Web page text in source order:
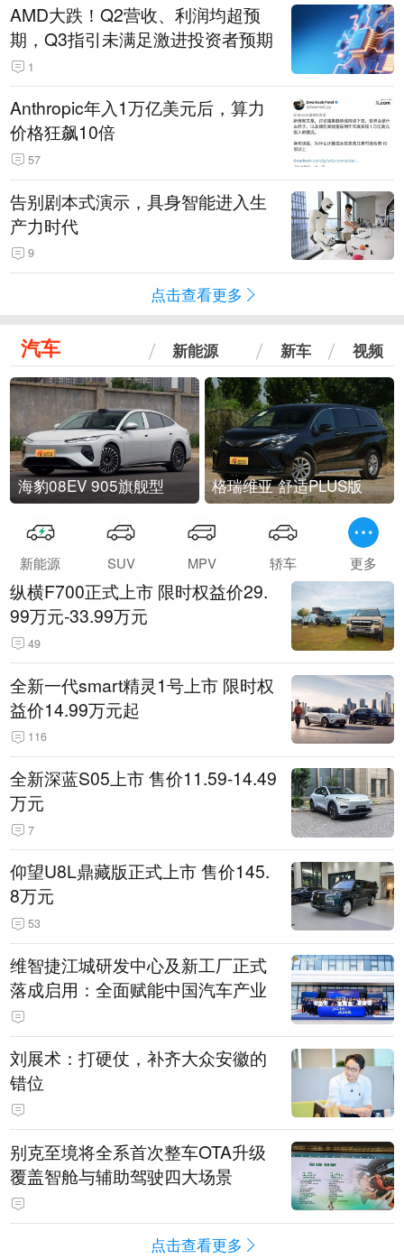
AMD大跌！Q2营收、利润均超预
期，Q3指引未满足激进投资者预期
1
Anthropic年入1万亿美元后，算力
价格狂飙10倍
57
告别剧本式演示，具身智能进入生
产力时代
9
点击查看更多
汽车 新能源 新车 视频
海豹08EV 905旗舰型 格瑞维亚 舒适PLUS版
新能源 SUV MPV 轿车 更多
纵横F700正式上市 限时权益价29.
99万元-33.99万元
49
全新一代smart精灵1号上市 限时权
益价14.99万元起
116
全新深蓝S05上市 售价11.59-14.49
万元
7
仰望U8L鼎藏版正式上市 售价145.
8万元
53
维智捷江城研发中心及新工厂正式
落成启用：全面赋能中国汽车产业
刘展术：打硬仗，补齐大众安徽的
错位
别克至境将全系首次整车OTA升级
覆盖智舱与辅助驾驶四大场景
点击查看更多